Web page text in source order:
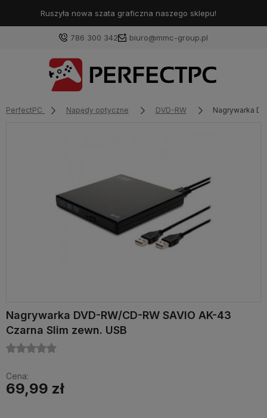
Ruszyła nowa szata graficzna naszego sklepu!
786 300 342 biuro@mmc-group.pl
PerfectPC Napędy optyczne DVD-RW Nagrywarka
Nagrywarka DVD-RW/CD-RW SAVIO AK-43
Czarna Slim zewn. USB
Cena:
69,99 zł